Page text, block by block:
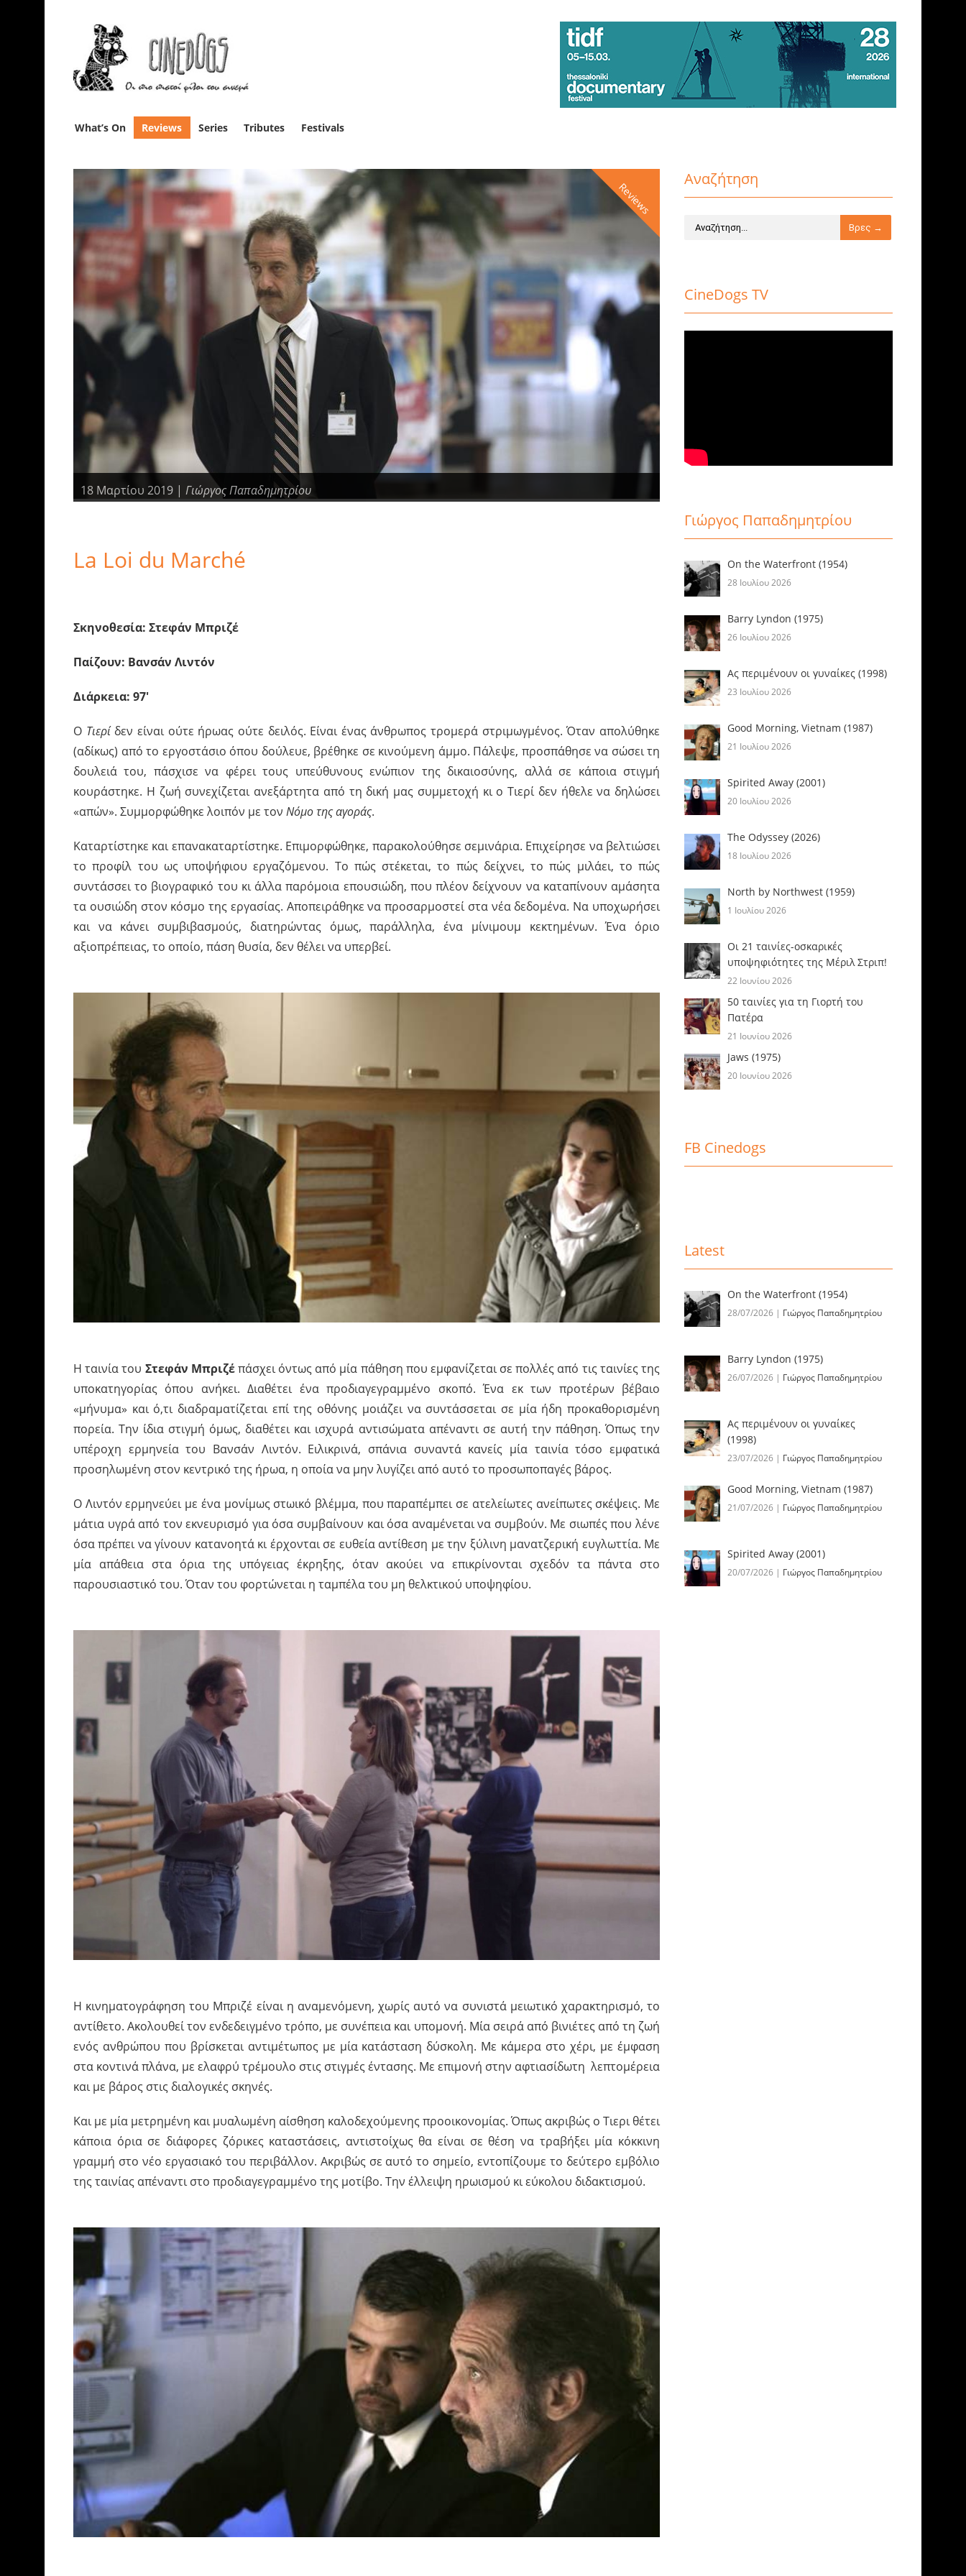
What’s On Reviews Series Tributes Festivals
Reviews
18 Μαρτίου 2019 | Γιώργος Παπαδημητρίου
La Loi du Marché
Σκηνοθεσία: Στεφάν Μπριζέ
Παίζουν: Βανσάν Λιντόν
Διάρκεια: 97′
Ο Τιερίδεν είναι ούτε ήρωας ούτε δειλός. Είναι ένας άνθρωπος τρομερά στριμωγμένος. Όταν απολύθηκε
(αδίκως) από το εργοστάσιο όπου δούλευε, βρέθηκε σε κινούμενη άμμο. Πάλεψε, προσπάθησε να σώσει τη
δουλειά του, πάσχισε να φέρει τους υπεύθυνους ενώπιον της δικαιοσύνης, αλλά σε κάποια στιγμή
κουράστηκε. Η ζωή συνεχίζεται ανεξάρτητα από τη δική μας συμμετοχή κι ο Τιερί δεν ήθελε να δηλώσει
«απών». Συμμορφώθηκε λοιπόν με τον Nόμο της αγοράς.
Καταρτίστηκε και επανακαταρτίστηκε. Επιμορφώθηκε, παρακολούθησε σεμινάρια. Επιχείρησε να βελτιώσει
το προφίλ του ως υποψήφιου εργαζόμενου. Το πώς στέκεται, το πώς δείχνει, το πώς μιλάει, το πώς
συντάσσει το βιογραφικό του κι άλλα παρόμοια επουσιώδη, που πλέον δείχνουν να καταπίνουν αμάσητα
τα ουσιώδη στον κόσμο της εργασίας. Αποπειράθηκε να προσαρμοστεί στα νέα δεδομένα. Να υποχωρήσει
και να κάνει συμβιβασμούς, διατηρώντας όμως, παράλληλα, ένα μίνιμουμ κεκτημένων. Ένα όριο
αξιοπρέπειας, το οποίο, πάση θυσία, δεν θέλει να υπερβεί.
Η ταινία του Στεφάν Μπριζέπάσχει όντως από μία πάθηση που εμφανίζεται σε πολλές από τις ταινίες της
υποκατηγορίας όπου ανήκει. Διαθέτει ένα προδιαγεγραμμένο σκοπό. Ένα εκ των προτέρων βέβαιο
«μήνυμα» και ό,τι διαδραματίζεται επί της οθόνης μοιάζει να συντάσσεται σε μία ήδη προκαθορισμένη
πορεία. Την ίδια στιγμή όμως, διαθέτει και ισχυρά αντισώματα απέναντι σε αυτή την πάθηση. Όπως την
υπέροχη ερμηνεία του Βανσάν Λιντόν. Ειλικρινά, σπάνια συναντά κανείς μία ταινία τόσο εμφατικά
προσηλωμένη στον κεντρικό της ήρωα, η οποία να μην λυγίζει από αυτό το προσωποπαγές βάρος.
Ο Λιντόν ερμηνεύει με ένα μονίμως στωικό βλέμμα, που παραπέμπει σε ατελείωτες ανείπωτες σκέψεις. Με
μάτια υγρά από τον εκνευρισμό για όσα συμβαίνουν και όσα αναμένεται να συμβούν. Με σιωπές που λένε
όσα πρέπει να γίνουν κατανοητά κι έρχονται σε ευθεία αντίθεση με την ξύλινη μανατζερική ευγλωττία. Με
μία απάθεια στα όρια της υπόγειας έκρηξης, όταν ακούει να επικρίνονται σχεδόν τα πάντα στο
παρουσιαστικό του. Όταν του φορτώνεται η ταμπέλα του μη θελκτικού υποψηφίου.
Η κινηματογράφηση του Μπριζέ είναι η αναμενόμενη, χωρίς αυτό να συνιστά μειωτικό χαρακτηρισμό, το
αντίθετο. Ακολουθεί τον ενδεδειγμένο τρόπο, με συνέπεια και υπομονή. Μία σειρά από βινιέτες από τη ζωή
ενός ανθρώπου που βρίσκεται αντιμέτωπος με μία κατάσταση δύσκολη. Με κάμερα στο χέρι, με έμφαση
στα κοντινά πλάνα, με ελαφρύ τρέμουλο στις στιγμές έντασης. Με επιμονή στην αφτιασίδωτη λεπτομέρεια
και με βάρος στις διαλογικές σκηνές.
Και με μία μετρημένη και μυαλωμένη αίσθηση καλοδεχούμενης προοικονομίας. Όπως ακριβώς ο Τιερι θέτει
κάποια όρια σε διάφορες ζόρικες καταστάσεις, αντιστοίχως θα είναι σε θέση να τραβήξει μία κόκκινη
γραμμή στο νέο εργασιακό του περιβάλλον. Ακριβώς σε αυτό το σημείο, εντοπίζουμε το δεύτερο εμβόλιο
της ταινίας απέναντι στο προδιαγεγραμμένο της μοτίβο. Την έλλειψη ηρωισμού κι εύκολου διδακτισμού.
Αναζήτηση
CineDogs TV
Γιώργος Παπαδημητρίου
On the Waterfront (1954)
28 Ιουλίου 2026
Barry Lyndon (1975)
26 Ιουλίου 2026
Ας περιμένουν οι γυναίκες (1998)
23 Ιουλίου 2026
Good Morning, Vietnam (1987)
21 Ιουλίου 2026
Spirited Away (2001)
20 Ιουλίου 2026
The Odyssey (2026)
18 Ιουλίου 2026
North by Northwest (1959)
1 Ιουλίου 2026
Οι 21 ταινίες-οσκαρικές
υποψηφιότητες της Μέριλ Στριπ!
22 Ιουνίου 2026
50 ταινίες για τη Γιορτή του
Πατέρα
21 Ιουνίου 2026
Jaws (1975)
20 Ιουνίου 2026
FB Cinedogs
Latest
On the Waterfront (1954)
28/07/2026 | Γιώργος Παπαδημητρίου
Barry Lyndon (1975)
26/07/2026 | Γιώργος Παπαδημητρίου
Ας περιμένουν οι γυναίκες
(1998)
23/07/2026 | Γιώργος Παπαδημητρίου
Good Morning, Vietnam (1987)
21/07/2026 | Γιώργος Παπαδημητρίου
Spirited Away (2001)
20/07/2026 | Γιώργος Παπαδημητρίου